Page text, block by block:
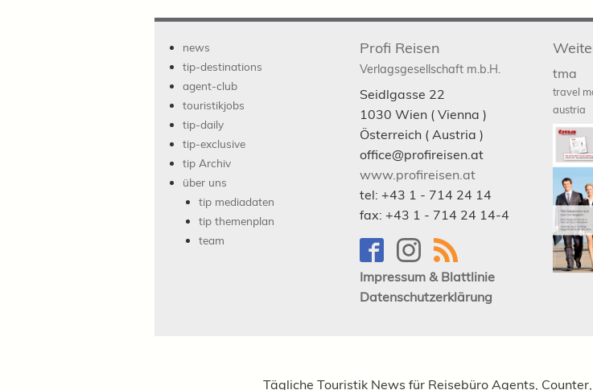
news
tip-destinations
agent-club
touristikjobs
tip-daily
tip-exclusive
tip Archiv
über uns
tip mediadaten
tip themenplan
team
Profi Reisen
Verlagsgesellschaft m.b.H.
Seidlgasse 22
1030 Wien ( Vienna )
Österreich ( Austria )
office@profireisen.at
www.profireisen.at
tel: +43 1 - 714 24 14
fax: +43 1 - 714 24 14-4
Impressum & Blattlinie
Datenschutzerklärung
tma
travel
austria
Tägliche Touristik News für Reisebüro Agents,